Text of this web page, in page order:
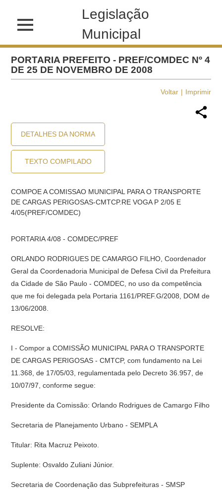
Legislação
Municipal
PORTARIA PREFEITO - PREF/COMDEC Nº 4
DE 25 DE NOVEMBRO DE 2008
Voltar Imprimir
DETALHES DA NORMA
TEXTO COMPILADO
COMPOE A COMISSAO MUNICIPAL PARA O TRANSPORTE
DE CARGAS PERIGOSAS-CMTCP.RE VOGA P 2/05 E
4/05(PREF/COMDEC)
PORTARIA 4/08 - COMDEC/PREF
ORLANDO RODRIGUES DE CAMARGO FILHO, Coordenador
Geral da Coordenadoria Municipal de Defesa Civil da Prefeitura
da Cidade de São Paulo - COMDEC, no uso da competência
que me foi delegada pela Portaria 1161/PREF.G/2008, DOM de
13/06/2008.
RESOLVE:
I - Compor a COMISSÃO MUNICIPAL PARA O TRANSPORTE
DE CARGAS PERIGOSAS - CMTCP, com fundamento na Lei
11.368, de 17/05/03, regulamentada pelo Decreto 36.957, de
10/07/97, conforme segue:
Presidente da Comissão: Orlando Rodrigues de Camargo Filho
Secretaria de Planejamento Urbano - SEMPLA
Titular: Rita Macruz Peixoto.
Suplente: Osvaldo Zuliani Júnior.
Secretaria de Coordenação das Subprefeituras - SMSP